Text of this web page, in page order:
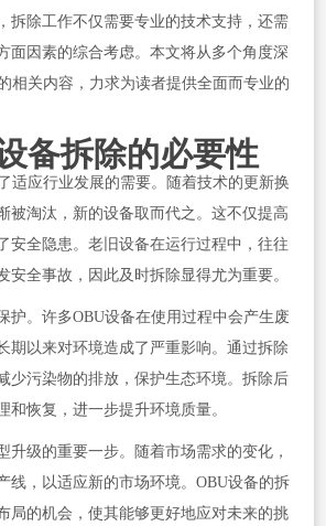
拆除工作不仅需要专业的技术支持，还需
面因素的综合考虑。本文将从多个角度深
相关内容，力求为读者提供全面而专业的
备拆除的必要性
适应行业发展的需要。随着技术的更新换
被淘汰，新的设备取而代之。这不仅提高
安全隐患。老旧设备在运行过程中，往往
安全事故，因此及时拆除显得尤为重要。
护。许多OBU设备在使用过程中会产生废
期以来对环境造成了严重影响。通过拆除
少污染物的排放，保护生态环境。拆除后
和恢复，进一步提升环境质量。
升级的重要一步。随着市场需求的变化，
线，以适应新的市场环境。OBU设备的拆
局的机会，使其能够更好地应对未来的挑